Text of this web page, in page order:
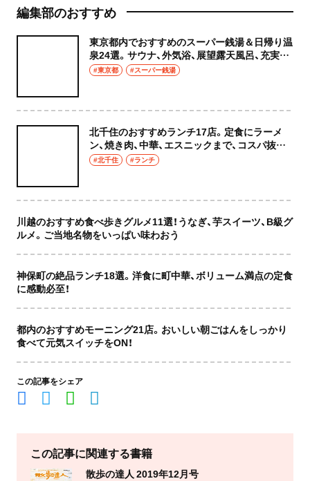
編集部のおすすめ
東京都内でおすすめのスーパー銭湯＆日帰り温
泉24選。サウナ、外気浴、展望露天風呂、充実の
癒やし空間へ
#東京都 #スーパー銭湯
北千住のおすすめランチ17店。定食にラーメ
ン、焼き肉、中華、エスニックまで、コスパ抜群
な店もおしゃれな店も網羅してご紹介！
#北千住 #ランチ
川越のおすすめ食べ歩きグルメ11選！うなぎ、芋スイーツ、B級グ
ルメ。ご当地名物をいっぱい味わおう
神保町の絶品ランチ18選。洋食に町中華、ボリューム満点の定食
に感動必至！
都内のおすすめモーニング21店。おいしい朝ごはんをしっかり
食べて元気スイッチをON！
この記事をシェア
この記事に関連する書籍
散歩の達人 2019年12月号